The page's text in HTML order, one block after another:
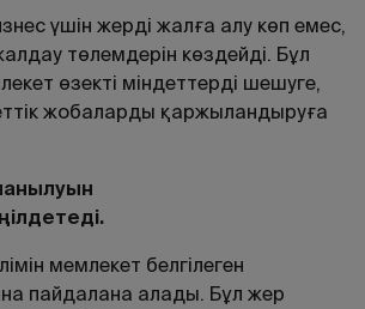
үшін жерді жалға алу көп емес,
төлемдерін көздейді. Бұл
өзектi мiндеттердi шешуге,
жобаларды қаржыландыруға
ңілдетеді.
мемлекет белгілеген
пайдалана алады. Бұл жер